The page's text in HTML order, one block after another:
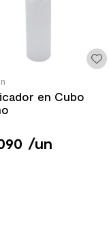
en Cubo
/un